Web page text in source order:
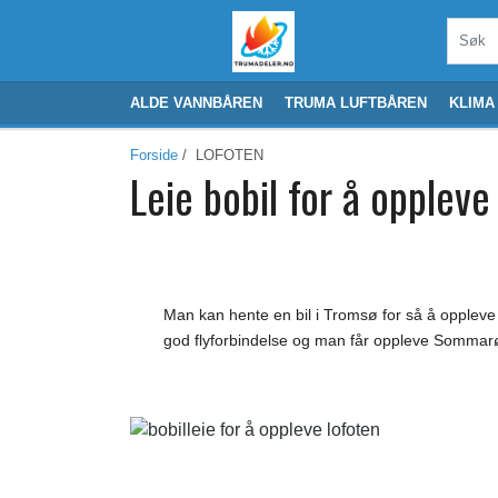
ALDE VANNBÅREN TRUMA LUFTBÅREN KLIMA
Forside / LOFOTEN
Leie bobil for å
Man kan hente en bil i Tromsø for så å
god flyforbindelse og man får oppleve